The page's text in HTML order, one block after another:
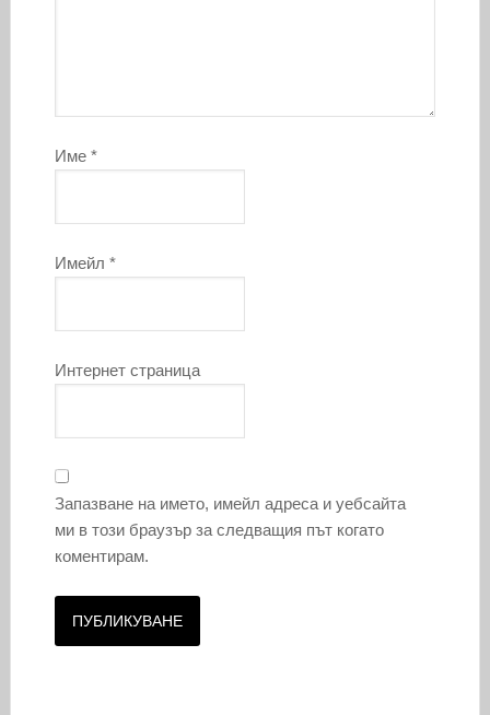
Име *
Имейл *
Интернет страница
Запазване на името, имейл адреса и уебсайта
ми в този браузър за следващия път когато
коментирам.